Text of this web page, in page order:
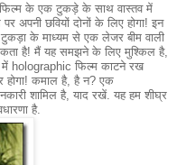
फिल्म के एक टुकड़े के साथ वास्तव में
अपनी छवियों दोनों के लिए होगा! इन
टुकड़ा के माध्यम से एक लेजर बीम वाली
है! मैं यह समझने के लिए मुश्किल है,
holographic फिल्म काटने रख
कमाल है, है न? एक
शामिल है, याद रखें. यह हम शीघ्र
है.